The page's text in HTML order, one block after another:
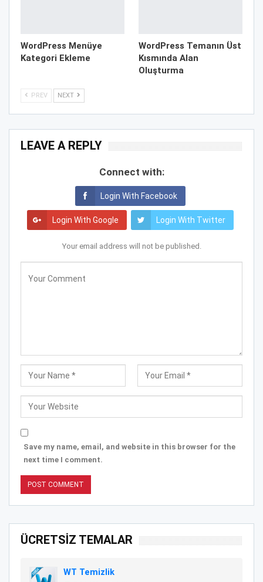
WordPress Menüye
Kategori Ekleme
WordPress Temanın Üst
Kısmında Alan
Oluşturma
PREV NEXT
LEAVE A REPLY
Connect with:
Login With Facebook
Login With Google Login With Twitter
Your email address will not be published.
Save my name, email, and website in this browser for the
next time I comment.
ÜCRETSİZ TEMALAR
WT Temizlik